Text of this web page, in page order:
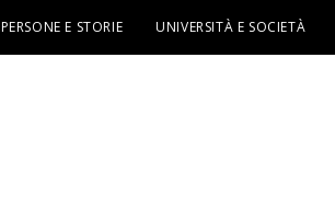
PERSONE E STORIE UNIVERSITÀ E SOCIETÀ